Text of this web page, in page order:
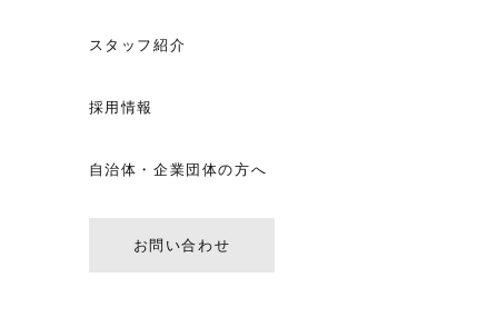
スタッフ紹介
採用情報
自治体・企業団体の方へ
お問い合わせ